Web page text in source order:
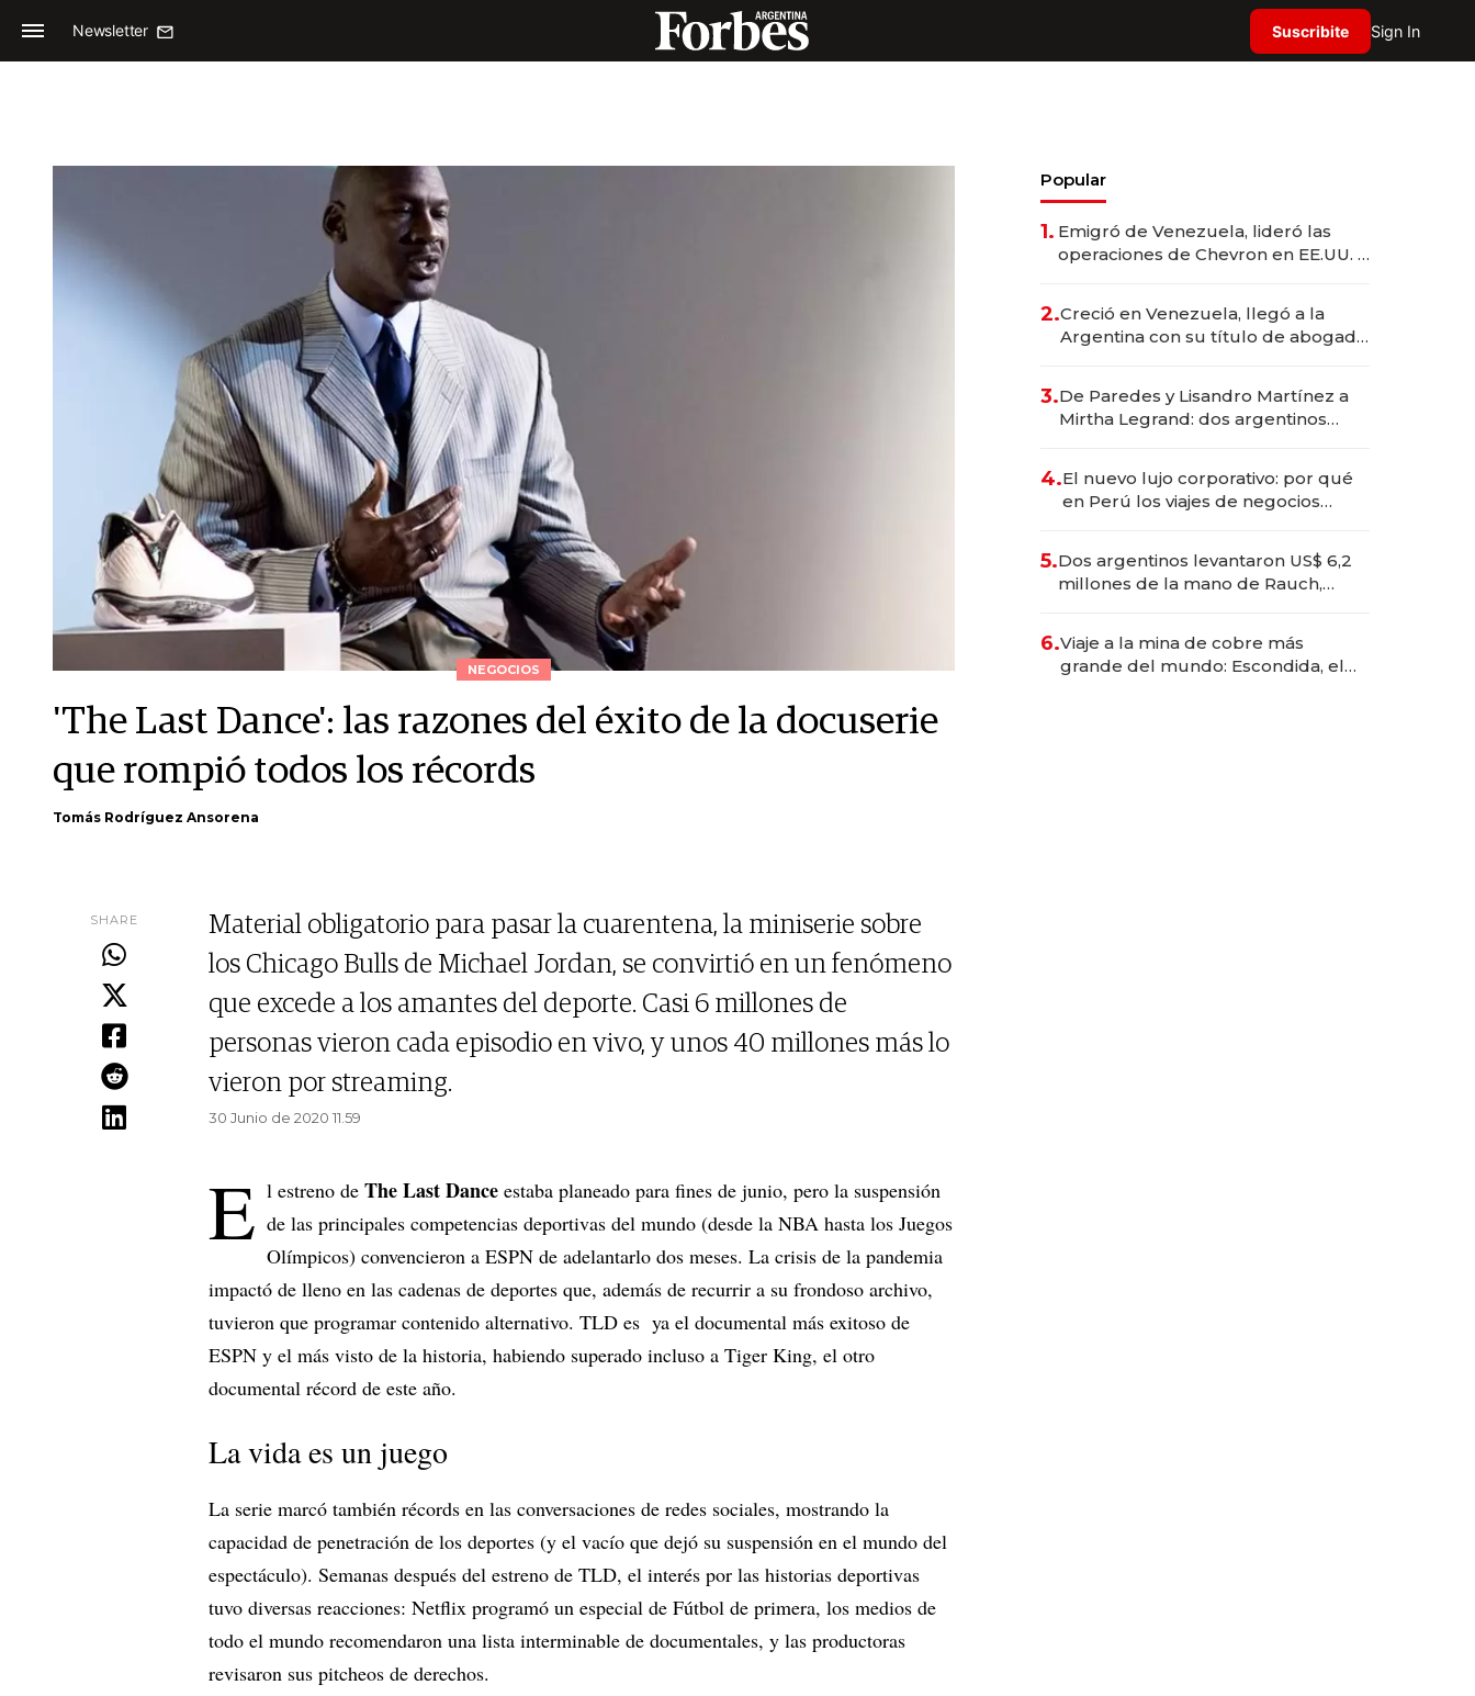
Newsletter Suscribite Sign In
NEGOCIOS
'The Last Dance': las razones del éxito de la docuserie
que rompió todos los récords
Tomás Rodríguez Ansorena
SHARE
Material obligatorio para pasar la cuarentena, la miniserie sobre
los Chicago Bulls de Michael Jordan, se convirtió en un fenómeno
que excede a los amantes del deporte. Casi 6 millones de
personas vieron cada episodio en vivo, y unos 40 millones más lo
vieron por streaming.
30 Junio de 2020 11.59
E l estreno de The Last Dance estaba planeado para fines de junio, pero la suspensión
de las principales competencias deportivas del mundo (desde la NBA hasta los Juegos
Olímpicos) convencieron a ESPN de adelantarlo dos meses. La crisis de la pandemia
impactó de lleno en las cadenas de deportes que, además de recurrir a su frondoso archivo,
tuvieron que programar contenido alternativo. TLD es ya el documental más exitoso de
ESPN y el más visto de la historia, habiendo superado incluso a Tiger King, el otro
documental récord de este año.
La vida es un juego
La serie marcó también récords en las conversaciones de redes sociales, mostrando la
capacidad de penetración de los deportes (y el vacío que dejó su suspensión en el mundo del
espectáculo). Semanas después del estreno de TLD, el interés por las historias deportivas
tuvo diversas reacciones: Netflix programó un especial de Fútbol de primera, los medios de
todo el mundo recomendaron una lista interminable de documentales, y las productoras
revisaron sus pitcheos de derechos.
Popular
1. Emigró de Venezuela, lideró las
operaciones de Chevron en EE.UU. y
2.Creció en Venezuela, llegó a la
Argentina con su título de abogado
marcas "fast premium"
3.De Paredes y Lisandro Martínez a
Mirtha Legrand: dos argentinos
4.El nuevo lujo corporativo: por qué
en Perú los viajes de negocios
transformadoras
5.Dos argentinos levantaron US$ 6,2
millones de la mano de Rauch,
6.Viaje a la mina de cobre más
grande del mundo: Escondida, el